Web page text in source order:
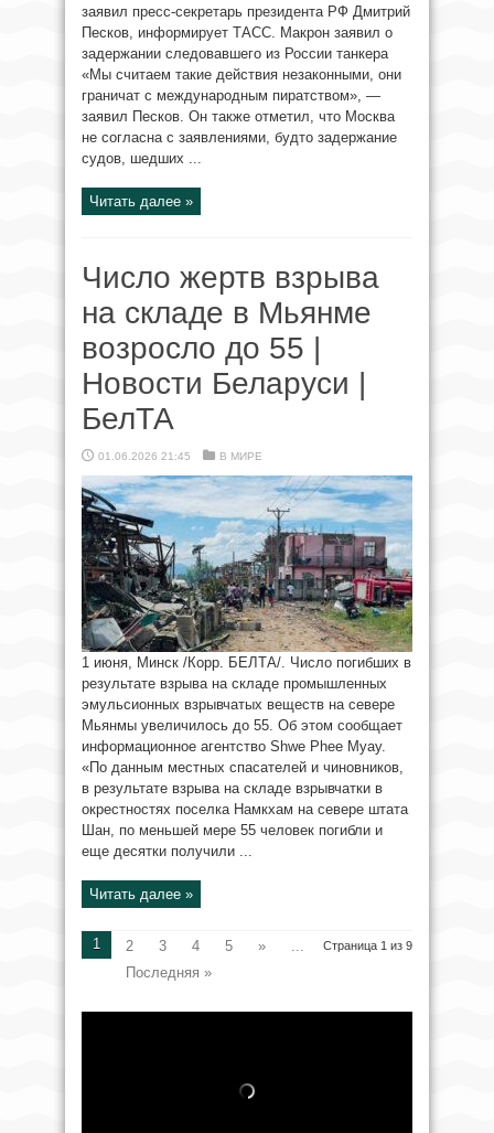
заявил пресс-секретарь президента РФ Дмитрий
Песков, информирует ТАСС. Макрон заявил о
задержании следовавшего из России танкера
«Мы считаем такие действия незаконными, они
граничат с международным пиратством», —
заявил Песков. Он также отметил, что Москва
не согласна с заявлениями, будто задержание
судов, шедших ...
Читать далее »
Число жертв взрыва
на складе в Мьянме
возросло до 55 |
Новости Беларуси |
БелТА
01.06.2026 21:45 В МИРЕ
1 июня, Минск /Корр. БЕЛТА/. Число погибших в
результате взрыва на складе промышленных
эмульсионных взрывчатых веществ на севере
Мьянмы увеличилось до 55. Об этом сообщает
информационное агентство Shwe Phee Myay.
«По данным местных спасателей и чиновников,
в результате взрыва на складе взрывчатки в
окрестностях поселка Намкхам на севере штата
Шан, по меньшей мере 55 человек погибли и
еще десятки получили ...
Читать далее »
Страница 1 из 9
1 2 3 4 5 »
...
Последняя »